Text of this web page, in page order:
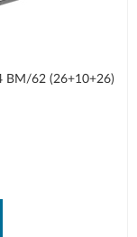
BM/62 (26+10+26)